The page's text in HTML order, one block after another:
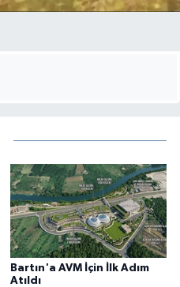
Bartın'a AVM İçin İlk Adım
Atıldı